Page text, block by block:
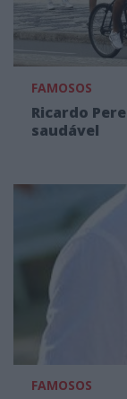
FAMOSOS
Ricardo
saudável
FAMOSOS